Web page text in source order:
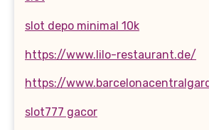
slot depo minimal 10k
https://www.lilo-restaurant.de/
https://
slot777 gacor